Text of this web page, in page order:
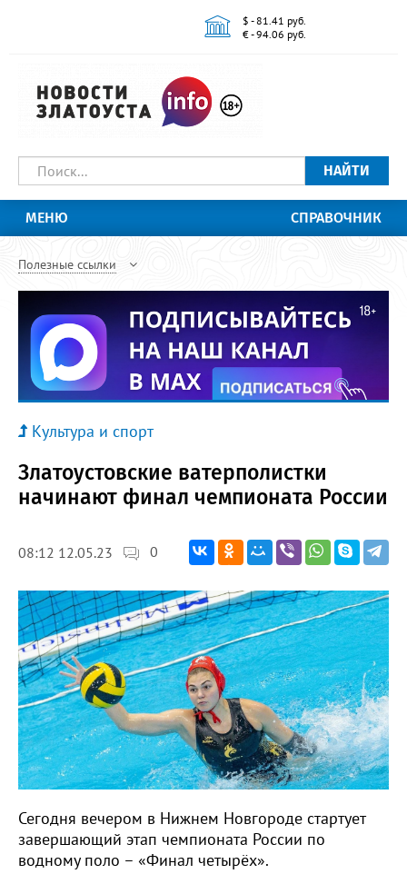
$ - 81.41 руб.
€ - 94.06 руб.
НАЙТИ
МЕНЮ СПРАВОЧНИК
Полезные ссылки
Культура и спорт
Златоустовские ватерполистки
начинают финал чемпионата России
08:12 12.05.23 0
Сегодня вечером в Нижнем Новгороде стартует
завершающий этап чемпионата России по
водному поло – «Финал четырёх».